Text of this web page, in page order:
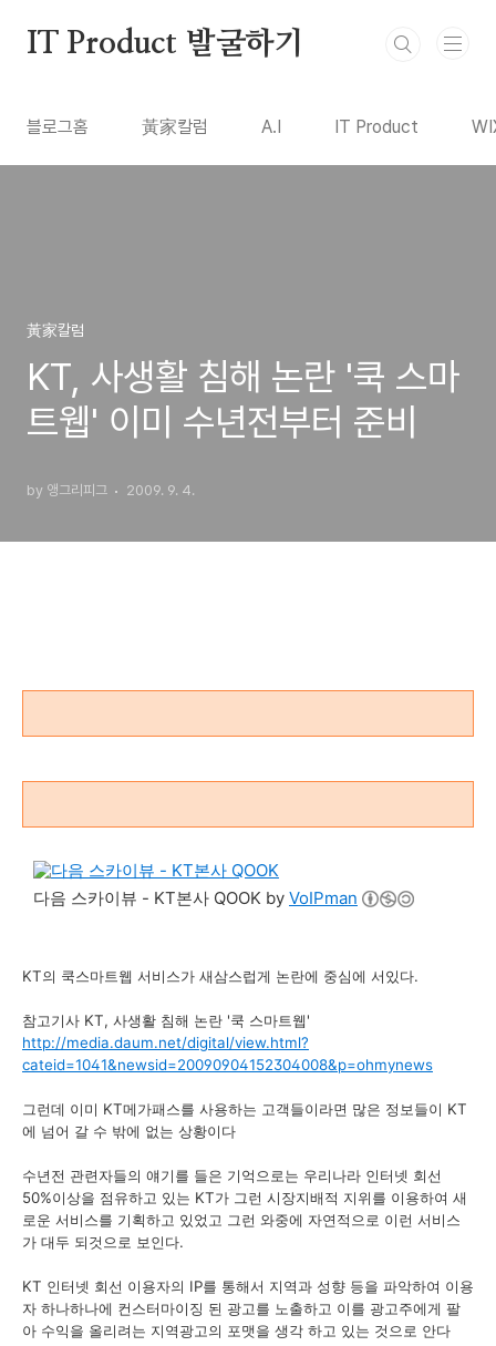
IT Product 발굴하기
블로그홈 黃家칼럼 A.I IT Product
黃家칼럼
KT, 사생활 침해 논란 '쿡 스마
트웹' 이미 수년전부터 준비
by 앵그리피그 2009. 9. 4.
다음 스카이뷰 - KT본사 QOOK by VoIPman
KT의 쿡스마트웹 서비스가 새삼스럽게 논란에 중심에 서있다.
참고기사 KT, 사생활 침해 논란 '쿡 스마트웹'
http://media.daum.net/digital/view.html?
cateid=1041&newsid=20090904152304008&p=ohmynews
그런데 이미 KT메가패스를 사용하는 고객들이라면 많은 정보들이 KT
에 넘어 갈 수 밖에 없는 상황이다
수년전 관련자들의 얘기를 들은 기억으로는 우리나라 인터넷 회선
50%이상을 점유하고 있는 KT가 그런 시장지배적 지위를 이용하여 새
로운 서비스를 기획하고 있었고 그런 와중에 자연적으로 이런 서비스
가 대두 되것으로 보인다.
KT 인터넷 회선 이용자의 IP를 통해서 지역과 성향 등을 파악하여 이용
자 하나하나에 컨스터마이징 된 광고를 노출하고 이를 광고주에게 팔
아 수익을 올리려는 지역광고의 포맷을 생각 하고 있는 것으로 안다